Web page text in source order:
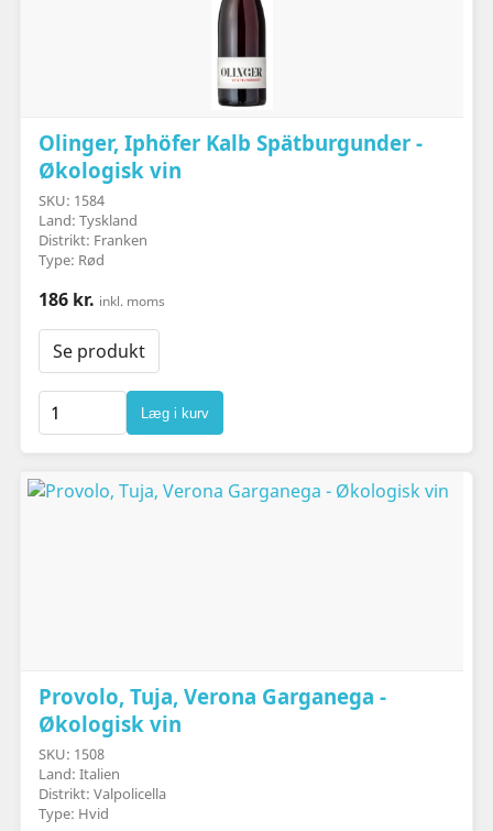
Olinger, Iphöfer Kalb Spätburgunder -
Økologisk vin
SKU: 1584
Land: Tyskland
Distrikt: Franken
Type: Rød
186 kr. inkl. moms
Se produkt
Læg i kurv
Provolo, Tuja, Verona Garganega -
Økologisk vin
SKU: 1508
Land: Italien
Distrikt: Valpolicella
Type: Hvid